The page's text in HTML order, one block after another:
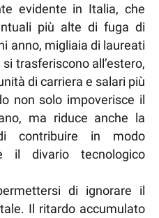
evidente in Italia, che
più alte di fuga di
anno, migliaia di laureati
trasferiscono all’estero,
di carriera e salari più
non solo impoverisce il
ma riduce anche la
contribuire in modo
il divario tecnologico
di ignorare il
Il ritardo accumulato